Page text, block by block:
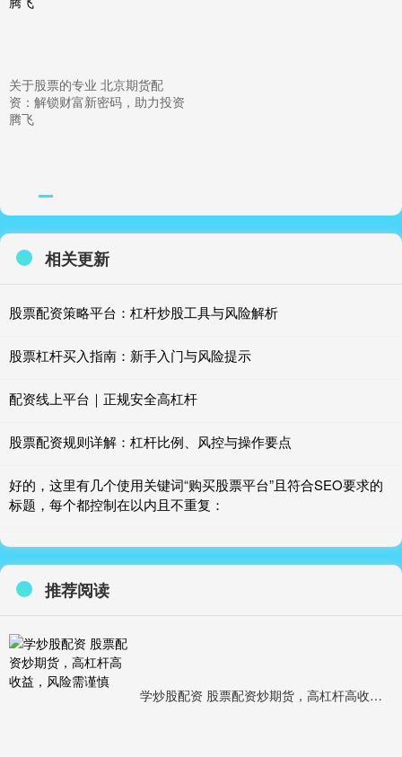
关于股票的专业 北京期货配
资：解锁财富新密码，助力投资
腾飞
相关更新
股票配资策略平台：杠杆炒股工具与风险解析
股票杠杆买入指南：新手入门与风险提示
配资线上平台｜正规安全高杠杆
股票配资规则详解：杠杆比例、风控与操作要点
好的，这里有几个使用关键词“购买股票平台”且符合SEO要求的
标题，每个都控制在以内且不重复：
推荐阅读
学炒股配资 股票配资炒期货，高杠杆高收益，风险需谨慎